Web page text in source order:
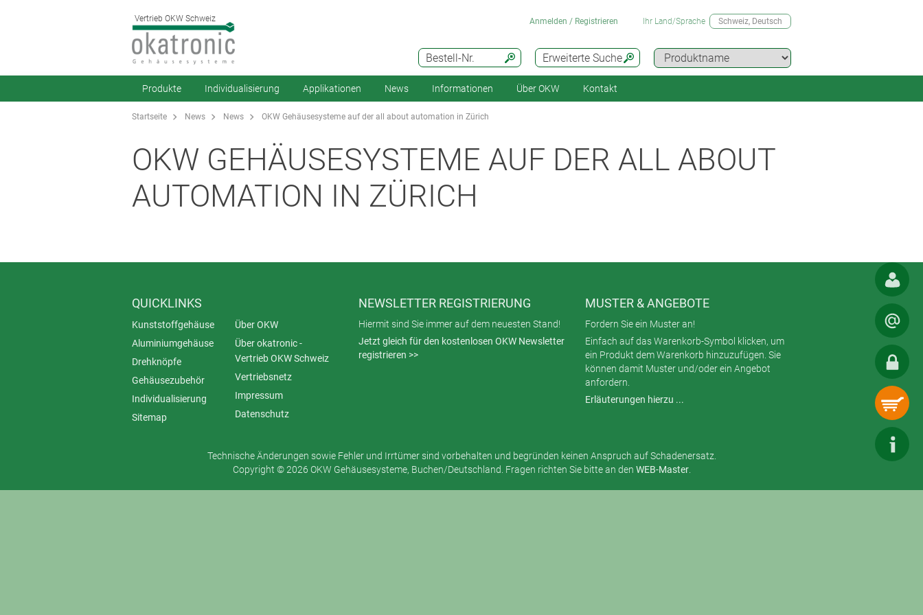
Vertrieb OKW Schweiz
Erweiterte Suche
Bestell-Nr.
Anmelden / Registrieren Ihr Land/Sprache Schweiz, Deutsch
Produkte Individualisierung Applikationen News Informationen Über OKW Kontakt
Startseite News News OKW Gehäusesysteme auf der all about automation in Zürich
OKW GEHÄUSESYSTEME AUF DER ALL ABOUT
AUTOMATION IN ZÜRICH
QUICKLINKS
Kunststoffgehäuse
Aluminiumgehäuse
Drehknöpfe
Gehäusezubehör
Individualisierung
Sitemap
Über OKW
Über okatronic -
Vertrieb OKW Schweiz
Vertriebsnetz
Impressum
Datenschutz
NEWSLETTER REGISTRIERUNG
Hiermit sind Sie immer auf dem neuesten Stand!
Jetzt gleich für den kostenlosen OKW Newsletter
registrieren >>
MUSTER & ANGEBOTE
Fordern Sie ein Muster an!
Einfach auf das Warenkorb-Symbol klicken, um
ein Produkt dem Warenkorb hinzuzufügen. Sie
können damit Muster und/oder ein Angebot
anfordern.
Erläuterungen hierzu ...
Technische Änderungen sowie Fehler und Irrtümer sind vorbehalten und begründen keinen Anspruch auf Schadenersatz.
Copyright © 2026 OKW Gehäusesysteme, Buchen/Deutschland. Fragen richten Sie bitte an den WEB-Master.